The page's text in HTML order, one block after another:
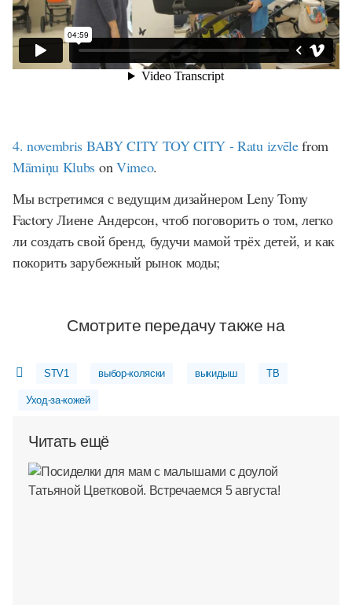
4. novembris BABY CITY TOY CITY - Ratu izvēlefrom
Māmiņu Klubs on Vimeo.
Мы встретимся с ведущим дизайнером Leny Tomy
Factory Лиене Андерсон, чтоб поговорить о том, легко
ли создать свой бренд, будучи мамой трёх детей, и как
покорить зарубежный рынок моды;
Смотрите передачу также на
STV1 выбор-коляски выкидыш ТВ
Уход-за-кожей
Читать ещё